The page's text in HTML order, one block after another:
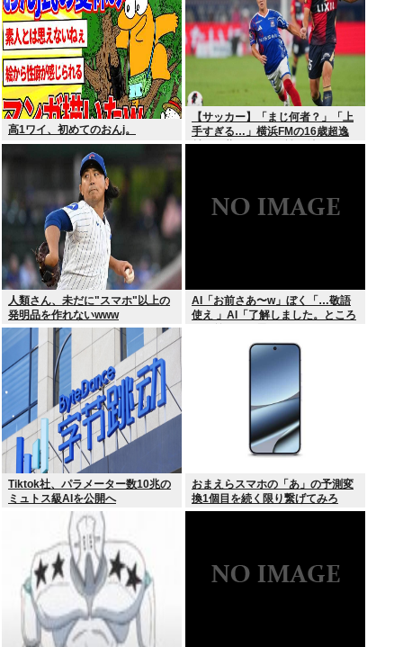
高1ワイ、初めてのおんj。
【サッカー】「まじ何者？」「上
手すぎる…」横浜FMの16歳超逸
材が開幕Jデビュー戦で魅せた”衝
人類さん、未だに"スマホ"以上の
発明品を作れないwww
AI「お前さあ〜w」ぼく「…敬語
使え 」AI「了解しました。ところ
Tiktok社、パラメーター数10兆の
ミュトス級AIを公開へ
おまえらスマホの「あ」の予測変
換1個目を続く限り繋げてみろ
www